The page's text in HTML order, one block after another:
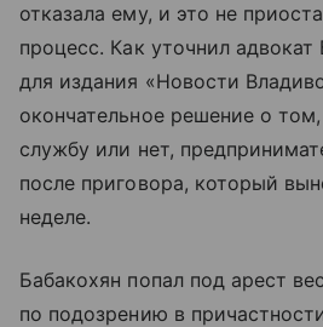
отказала ему, и это не
процесс. Как уточнил адвокат
для издания «Новости
окончательное решение о
службу или нет,
после приговора, который
неделе.
Бабакохян попал под арест
по подозрению в